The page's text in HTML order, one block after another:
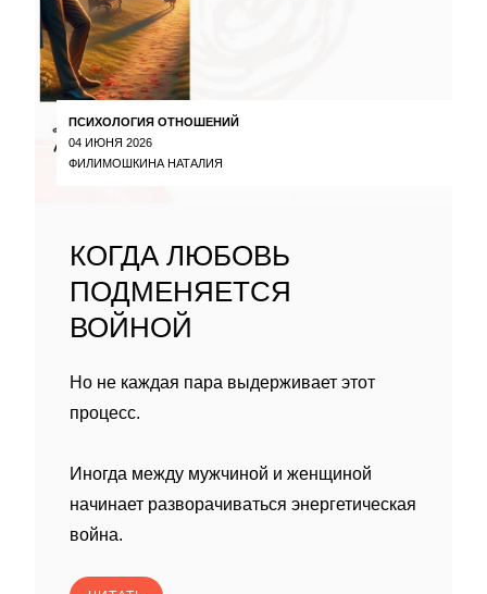
ПСИХОЛОГИЯ ОТНОШЕНИЙ
04 ИЮНЯ 2026
ФИЛИМОШКИНА НАТАЛИЯ
КОГДА ЛЮБОВЬ
ПОДМЕНЯЕТСЯ
ВОЙНОЙ
Но не каждая пара выдерживает этот
процесс.
Иногда между мужчиной и женщиной
начинает разворачиваться энергетическая
война.